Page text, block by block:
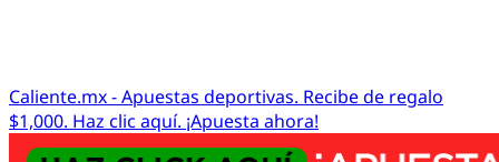
Caliente.mx - Apuestas deportivas. Recibe de regalo
$1,000. Haz clic aquí. ¡Apuesta ahora!